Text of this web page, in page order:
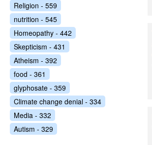
Religion - 559
nutrition - 545
Homeopathy - 442
Skepticism - 431
Atheism - 392
food - 361
glyphosate - 359
Climate change denial - 334
Media - 332
Autism - 329